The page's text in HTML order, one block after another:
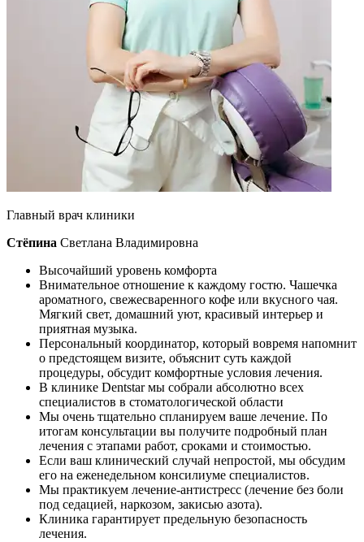
Главный врач клиники
Стёпина Светлана Владимировна
Высочайший уровень комфорта
Внимательное отношение к каждому гостю. Чашечка
ароматного, свежесваренного кофе или вкусного чая.
Мягкий свет, домашний уют, красивый интерьер и
приятная музыка.
Персональный координатор, который вовремя напомнит
о предстоящем визите, объяснит суть каждой
процедуры, обсудит комфортные условия лечения.
В клинике Dentstar мы собрали абсолютно всех
специалистов в стоматологической области
Мы очень тщательно спланируем ваше лечение. По
итогам консультации вы получите подробный план
лечения с этапами работ, сроками и стоимостью.
Если ваш клинический случай непростой, мы обсудим
его на еженедельном консилиуме специалистов.
Мы практикуем лечение-антистресс (лечение без боли
под седацией, наркозом, закисью азота).
Клиника гарантирует предельную безопасность
лечения.